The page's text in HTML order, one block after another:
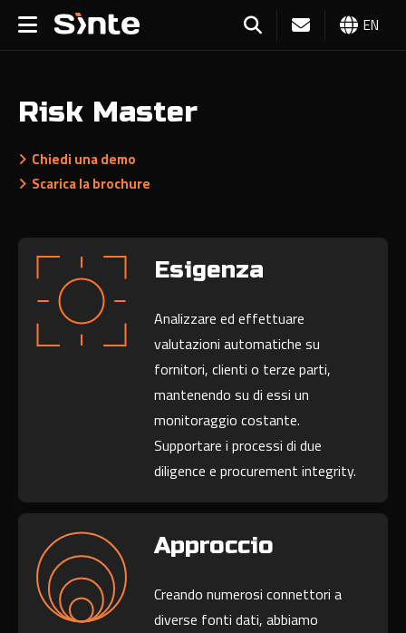
EN
Risk Master
Chiedi una demo
Scarica la brochure
Esigenza
Analizzare ed effettuare
valutazioni automatiche su
fornitori, clienti o terze parti,
mantenendo su di essi un
monitoraggio costante.
Supportare i processi di due
diligence e procurement integrity.
Approccio
Creando numerosi connettori a
diverse fonti dati, abbiamo